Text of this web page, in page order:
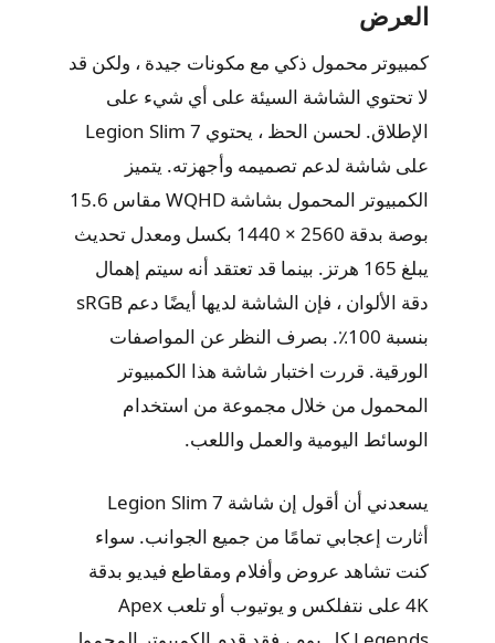
العرض
كمبيوتر محمول ذكي مع مكونات جيدة ، ولكن قد
لا تحتوي الشاشة السيئة على أي شيء على
الإطلاق. لحسن الحظ ، يحتوي Legion Slim 7
على شاشة لدعم تصميمه وأجهزته. يتميز
الكمبيوتر المحمول بشاشة WQHD مقاس 15.6
بوصة بدقة 2560 × 1440 بكسل ومعدل تحديث
يبلغ 165 هرتز. بينما قد تعتقد أنه سيتم إهمال
دقة الألوان ، فإن الشاشة لديها أيضًا دعم sRGB
بنسبة 100٪. بصرف النظر عن المواصفات
الورقية. قررت اختبار شاشة هذا الكمبيوتر
المحمول من خلال مجموعة من استخدام
الوسائط اليومية والعمل واللعب.
يسعدني أن أقول إن شاشة Legion Slim 7
أثارت إعجابي تمامًا من جميع الجوانب. سواء
كنت تشاهد عروض وأفلام ومقاطع فيديو بدقة
4K على نتفلكس و يوتيوب أو تلعب Apex